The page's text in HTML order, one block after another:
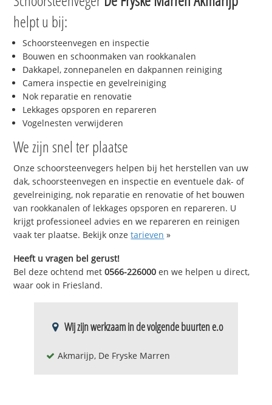
helpt u bij:
Schoorsteenvegen en inspectie
Bouwen en schoonmaken van rookkanalen
Dakkapel, zonnepanelen en dakpannen reiniging
Camera inspectie en gevelreiniging
Nok reparatie en renovatie
Lekkages opsporen en repareren
Vogelnesten verwijderen
We zijn snel ter plaatse
Onze schoorsteenvegers helpen bij het herstellen van uw
dak, schoorsteenvegen en inspectie en eventuele dak- of
gevelreiniging, nok reparatie en renovatie of het bouwen
van rookkanalen of lekkages opsporen en repareren. U
krijgt professioneel advies en we repareren en reinigen
vaak ter plaatse. Bekijk onzetarieven »
Heeft u vragen bel gerust!
Bel deze ochtend met0566-226000 en we helpen u direct,
waar ook in Friesland.
Wij zijn werkzaam in de volgende buurten e.o
Akmarijp, De Fryske Marren